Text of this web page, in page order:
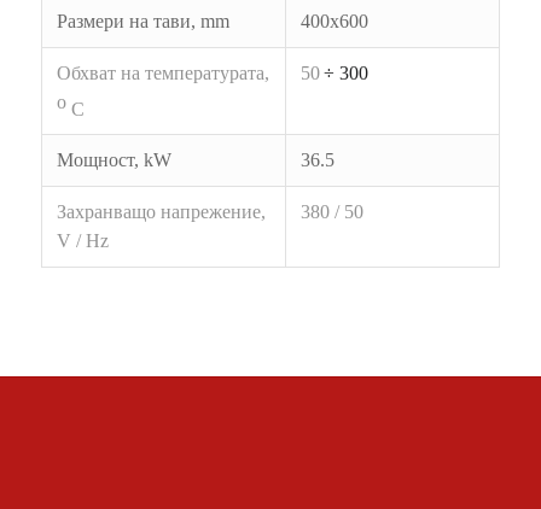
Размери на тави, mm 400х600
Обхват на температурата,
o C
50 ÷ 300
Мощност, kW 36.5
Захранващо напрежение,
V / Hz
380 / 50